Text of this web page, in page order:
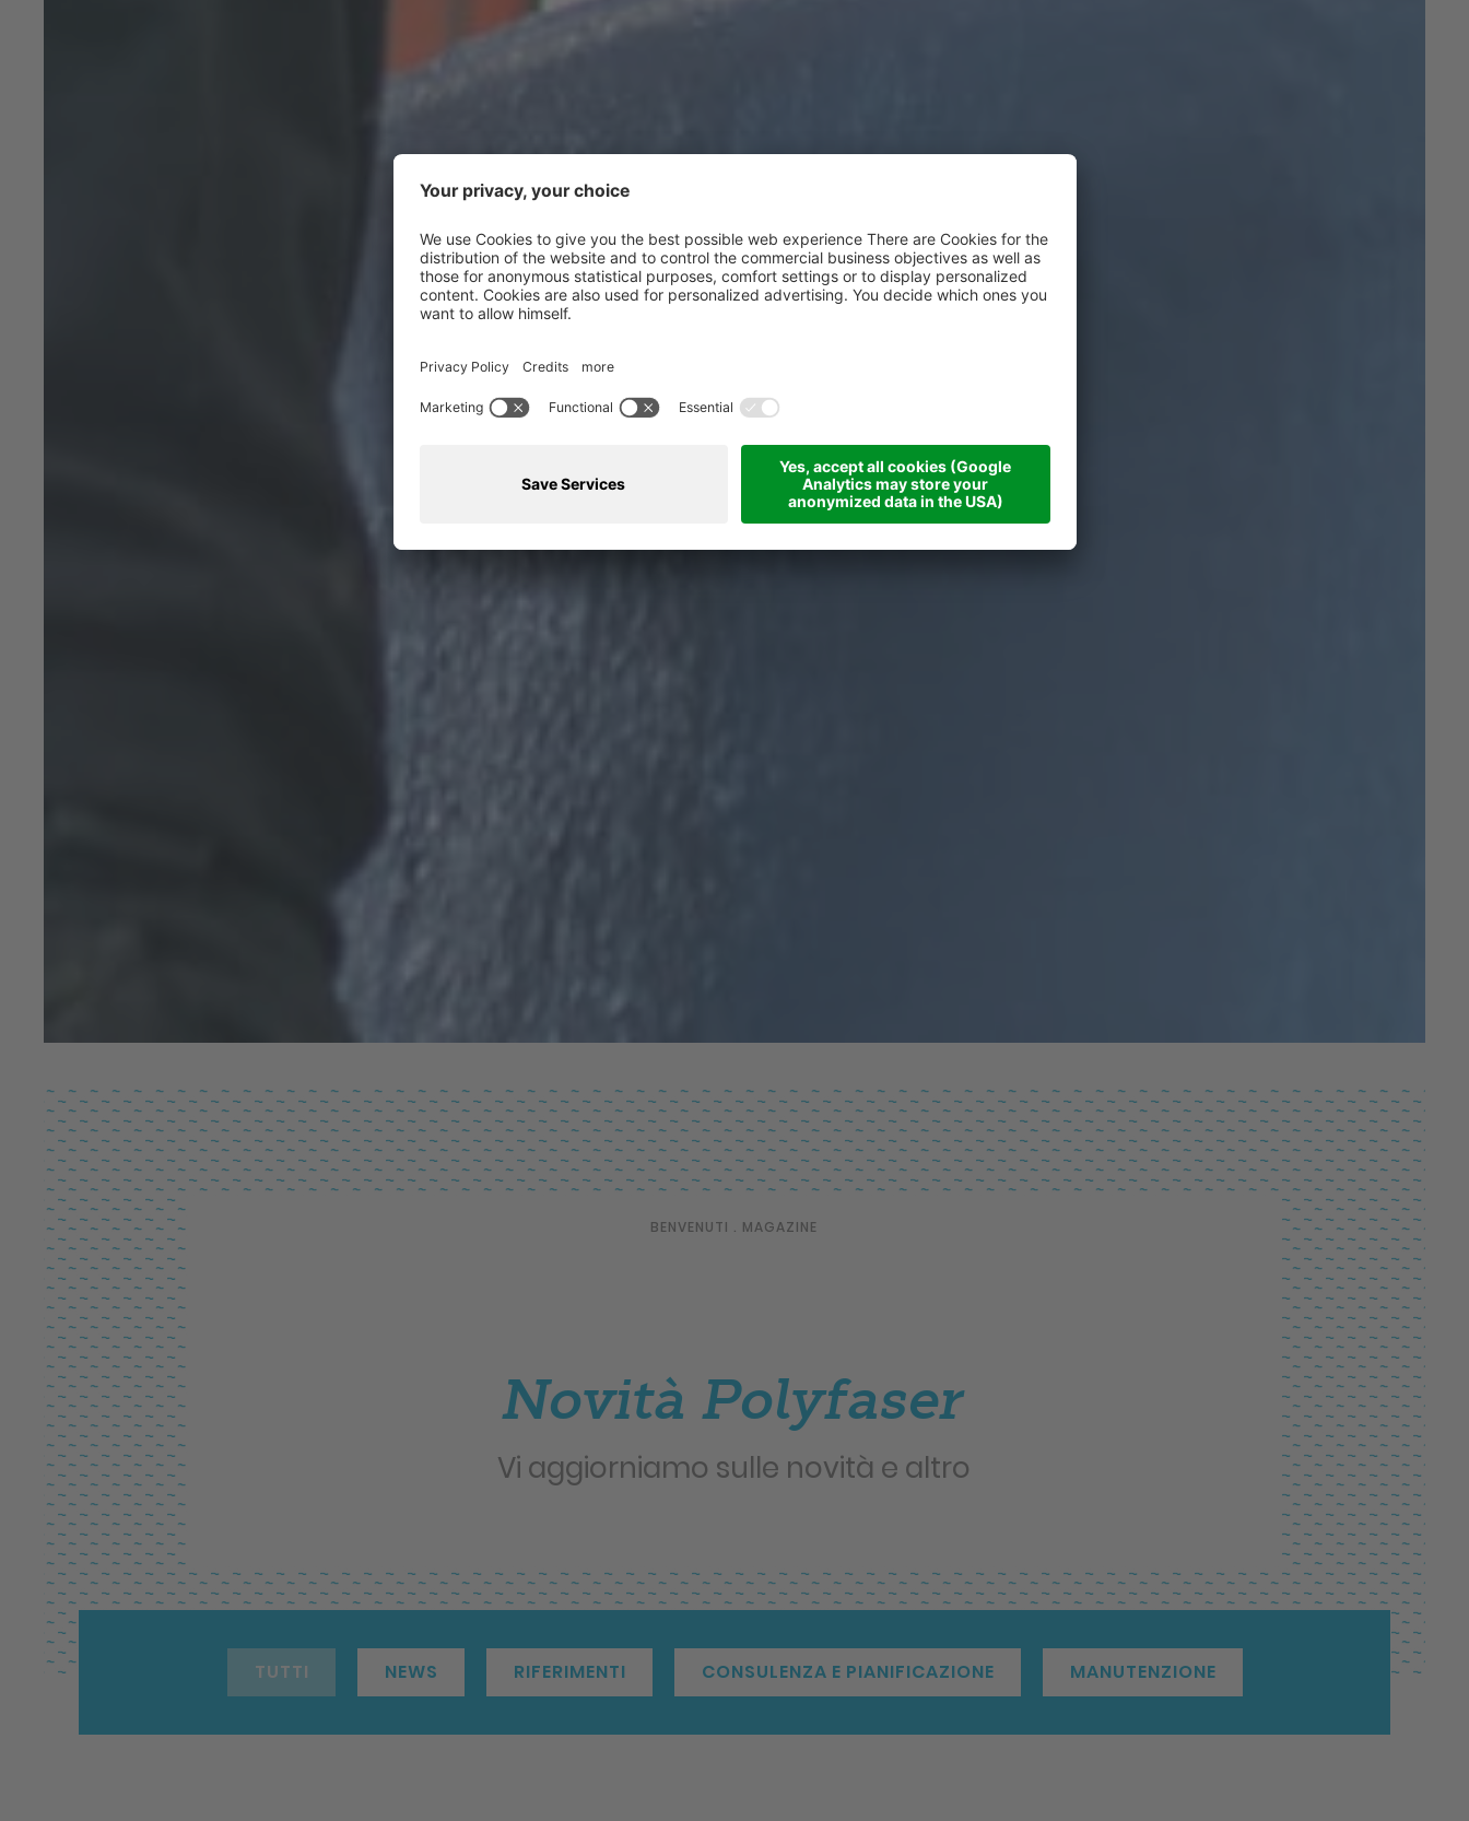
BENVENUTI . MAGAZINE
Novità Polyfaser
Vi aggiorniamo sulle novità e altro
TUTTI NEWS RIFERIMENTI CONSULENZA E PIANIFICAZIONE MANUTENZIONE